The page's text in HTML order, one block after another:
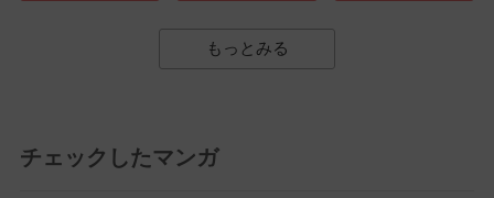
もっとみる
チェックしたマンガ